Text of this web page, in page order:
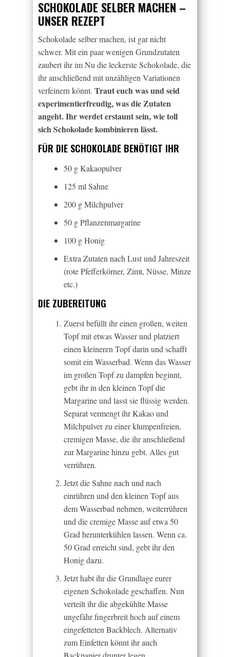
SCHOKOLADE SELBER MACHEN –
UNSER REZEPT
Schokolade selber machen, ist gar nicht
schwer. Mit ein paar wenigen Grundzutaten
zaubert ihr im Nu die leckerste Schokolade, die
ihr anschließend mit unzähligen Variationen
verfeinern könnt. Traut euch was und seid
experimentierfreudig, was die Zutaten
angeht. Ihr werdet erstaunt sein, wie toll
sich Schokolade kombinieren lässt.
FÜR DIE SCHOKOLADE BENÖTIGT IHR
50 g Kakaopulver
125 ml Sahne
200 g Milchpulver
50 g Pflanzenmargarine
100 g Honig
Extra Zutaten nach Lust und Jahreszeit
(rote Pfefferkörner, Zimt, Nüsse, Minze
etc.)
DIE ZUBEREITUNG
Zuerst befüllt ihr einen großen, weiten
Topf mit etwas Wasser und platziert
einen kleineren Topf darin und schafft
somit ein Wasserbad. Wenn das Wasser
im großen Topf zu dampfen beginnt,
gebt ihr in den kleinen Topf die
Margarine und lasst sie flüssig werden.
Separat vermengt ihr Kakao und
Milchpulver zu einer klumpenfreien,
cremigen Masse, die ihr anschließend
zur Margarine hinzu gebt. Alles gut
verrühren.
Jetzt die Sahne nach und nach
einrühren und den kleinen Topf aus
dem Wasserbad nehmen, weiterrühren
und die cremige Masse auf etwa 50
Grad herunterkühlen lassen. Wenn ca.
50 Grad erreicht sind, gebt ihr den
Honig dazu.
Jetzt habt ihr die Grundlage eurer
eigenen Schokolade geschaffen. Nun
verteilt ihr die abgekühlte Masse
ungefähr fingerbreit hoch auf einem
eingefetteten Backblech. Alternativ
zum Einfetten könnt ihr auch